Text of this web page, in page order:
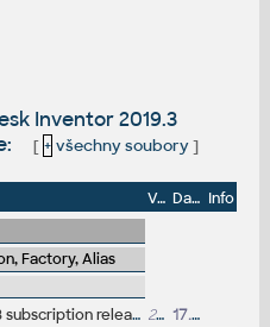
Inventor 2019.3
[ + všechny soubory]
Velikost Datum Info
Factory, Alias
Autodesk Inventor 2019.3 subscription release 269MB 17.12.2018